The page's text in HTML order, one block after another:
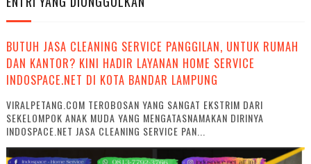
BUTUH JASA CLEANING SERVICE PANGGILAN, UNTUK RUMAH
DAN KANTOR? KINI HADIR LAYANAN HOME SERVICE
INDOSPACE.NET DI KOTA BANDAR LAMPUNG
VIRALPETANG.COM TEROBOSAN YANG SANGAT EKSTRIM DARI
SEKELOMPOK ANAK MUDA YANG MENGATASNAMAKAN DIRINYA
INDOSPACE.NET JASA CLEANING SERVICE PAN...